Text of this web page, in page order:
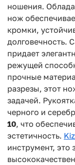
ношения.
нож
кромки,
долговечность.
придает
режущей
прочные
разрезы, этот
задачей.
черного и
10, что
эстетичность.
инструмент, это